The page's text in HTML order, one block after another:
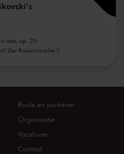
bes, op. 23
'Der Rosenkavalier')
Route en parkeren
Organisatie
Vacatures
Contact